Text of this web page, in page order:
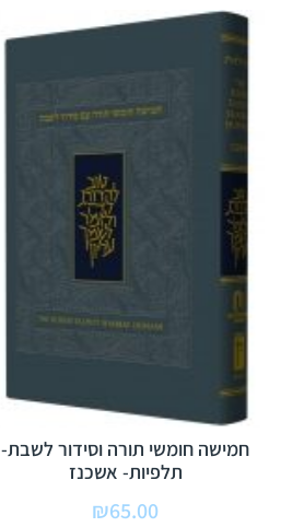
חמישה חומשי תורה וסידור לשבת-
תלפיות- אשכנז
₪65.00